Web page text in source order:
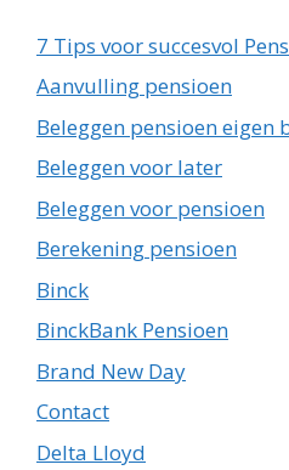
7 Tips voor succesvol
Aanvulling pensioen
Beleggen pensioen eigen
Beleggen voor later
Beleggen voor pensioen
Berekening pensioen
Binck
BinckBank Pensioen
Brand New Day
Contact
Delta Lloyd